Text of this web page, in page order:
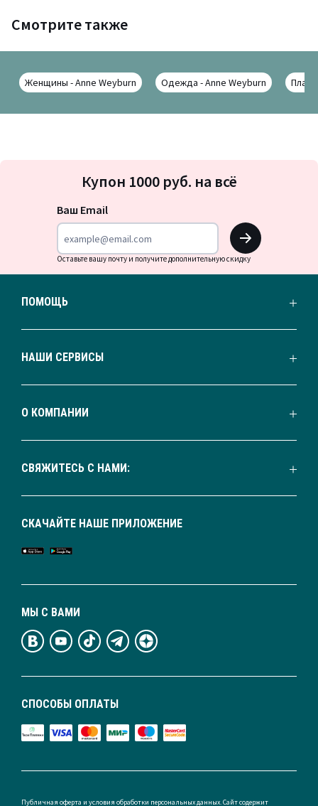
Смотрите также
Женщины - Anne Weyburn Одежда - Anne Weyburn
на
Купон 1000 руб. на всё
Ваш Email
OK
Оставьте вашу почту и получите дополнительную скидку
ПОМОЩЬ
НАШИ СЕРВИСЫ
О КОМПАНИИ
СВЯЖИТЕСЬ С НАМИ:
СПОСОБЫ ОПЛАТЫ
МЫ С ВАМИ
СКАЧАЙТЕ НАШЕ ПРИЛОЖЕНИЕ
Публичная оферта и условия обработки персональных данных. Сайт содержит